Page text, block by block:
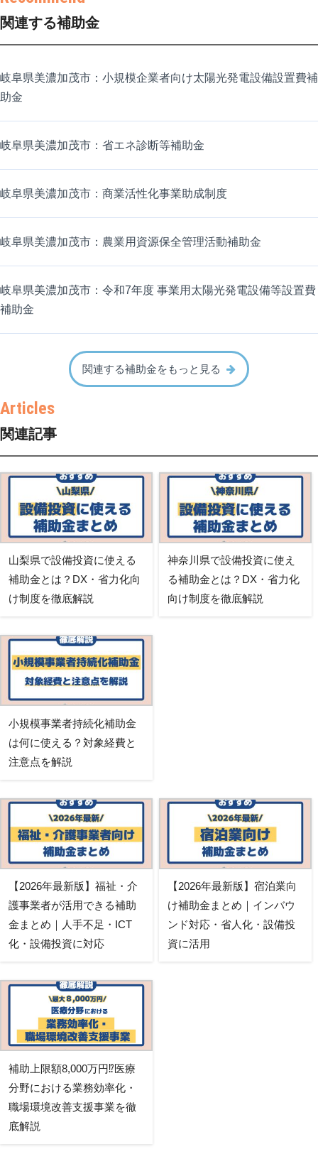
関連する補助金
岐阜県美濃加茂市：小規模企業者向け太陽光発電設備設置費補
助金
岐阜県美濃加茂市：省エネ診断等補助金
岐阜県美濃加茂市：商業活性化事業助成制度
岐阜県美濃加茂市：農業用資源保全管理活動補助金
岐阜県美濃加茂市：令和7年度 事業用太陽光発電設備等設置費
補助金
関連する補助金をもっと見る
関連記事
山梨県で設備投資に使える
補助金とは？DX・省力化向
け制度を徹底解説
神奈川県で設備投資に使え
る補助金とは？DX・省力化
向け制度を徹底解説
小規模事業者持続化補助金
は何に使える？対象経費と
注意点を解説
【2026年最新版】福祉・介
護事業者が活用できる補助
金まとめ｜人手不足・ICT
化・設備投資に対応
【2026年最新版】宿泊業向
け補助金まとめ｜インバウ
ンド対応・省人化・設備投
資に活用
補助上限額8,000万円⁉医療
分野における業務効率化・
職場環境改善支援事業を徹
底解説